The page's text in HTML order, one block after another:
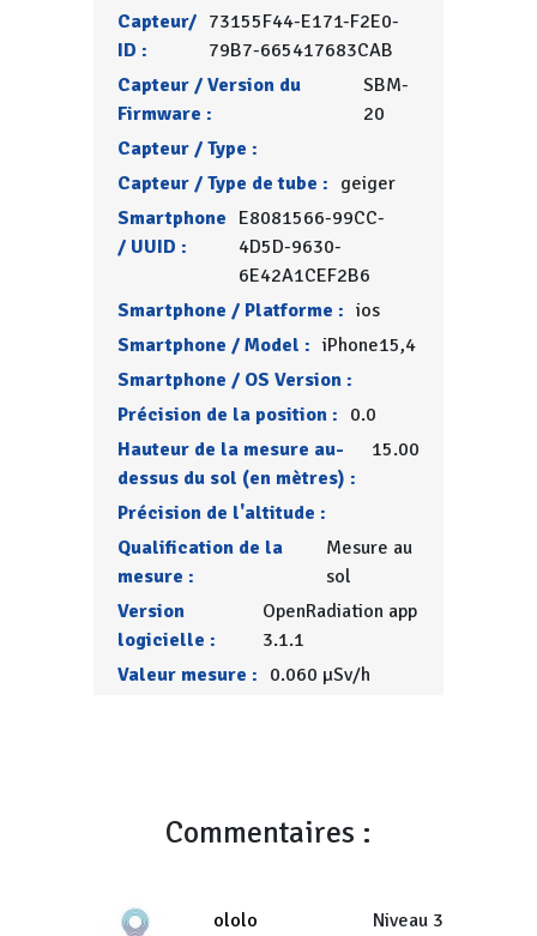
Capteur/
ID :
73155F44-E171-F2E0-
79B7-665417683CAB
Capteur / Version du
Firmware :
SBM-
20
Capteur / Type :
Capteur / Type de tube : geiger
Smartphone
/ UUID :
E8081566-99CC-
4D5D-9630-
6E42A1CEF2B6
Smartphone / Platforme : ios
Smartphone / Model : iPhone15,4
Smartphone / OS Version :
Précision de la position : 0.0
Hauteur de la mesure au-
dessus du sol (en mètres) :
15.00
Précision de l'altitude :
Qualification de la
mesure :
Mesure au
sol
Version
logicielle :
OpenRadiation app
3.1.1
Valeur mesure : 0.060 µSv/h
Commentaires :
ololo
Niveau 3